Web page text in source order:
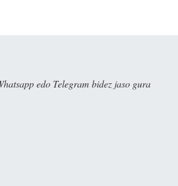
edo Telegram bidez jaso gura